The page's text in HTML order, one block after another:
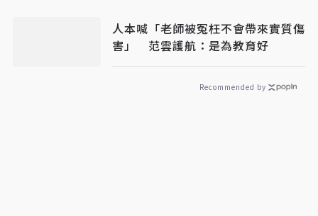
人本喊「老師被冤枉不會帶來實質傷
害」 范雲護航：是為教育好
Recommended by